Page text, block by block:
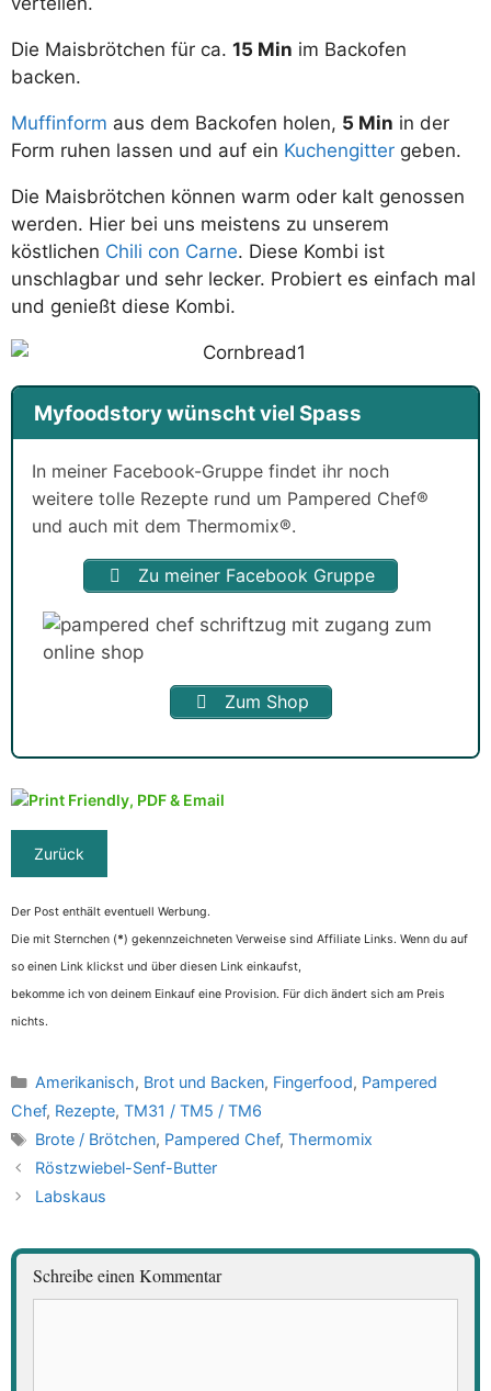
Die Maisbrötchen für ca. 15 Min im Backofen
backen.
Muffinform aus dem Backofen holen, 5 Min in der
Form ruhen lassen und auf ein Kuchengitter geben.
Die Maisbrötchen können warm oder kalt genossen
werden. Hier bei uns meistens zu unserem
köstlichen Chili con Carne. Diese Kombi ist
unschlagbar und sehr lecker. Probiert es einfach mal
und genießt diese Kombi.
Myfoodstory wünscht viel Spass
In meiner Facebook-Gruppe findet ihr noch
weitere tolle Rezepte rund um Pampered Chef®
und auch mit dem Thermomix®.
Zu meiner Facebook Gruppe
Zum Shop
Der Post enthält eventuell Werbung.
Die mit Sternchen (*) gekennzeichneten Verweise sind Affiliate Links. Wenn du auf
so einen Link klickst und über diesen Link einkaufst,
bekomme ich von deinem Einkauf eine Provision. Für dich ändert sich am Preis
nichts.
Kategorien
Amerikanisch, Brot und Backen, Fingerfood, Pampered
Chef, Rezepte, TM31 / TM5 / TM6
Schlagwörter
Brote / Brötchen, Pampered Chef, Thermomix
Röstzwiebel-Senf-Butter
Labskaus
Schreibe einen Kommentar